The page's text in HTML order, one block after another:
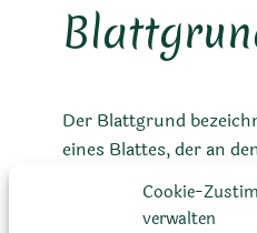
Cookie-
verwalten
Der Blattgrund
eines Blattes, der an
Bei einigen Kakteen
der Blattgrund